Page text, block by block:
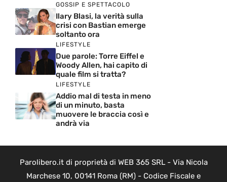
GOSSIP E SPETTACOLO
Ilary Blasi, la verità sulla
crisi con Bastian emerge
soltanto ora
LIFESTYLE
Due parole: Torre Eiffel e
Woody Allen, hai capito di
quale film si tratta?
LIFESTYLE
Addio mal di testa in meno
di un minuto, basta
muovere le braccia così e
andrà via
Parolibero.it di proprietà di WEB 365 SRL - Via Nicola
Marchese 10, 00141 Roma (RM) - Codice Fiscale e